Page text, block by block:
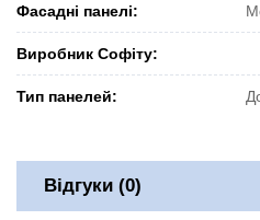
Фасадні панелі:
Виробник Софіту:
Тип панелей:
Відгуки (0)